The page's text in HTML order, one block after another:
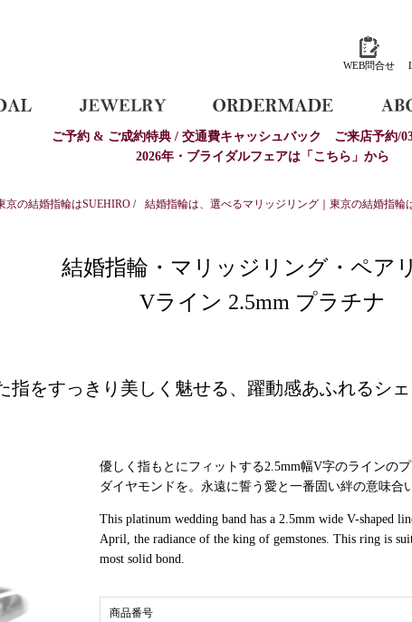
WEB問合せ
ご予約 & ご成約特典 / 交通費キャッシュバック
ご来店予約/
2026年・ブライダルフェアは「こちら」から
京の結婚指輪はSUEHIRO / 結婚指輪は、選べるマリッジリング｜東京の結婚指輪
結婚指輪・マリッジリング・ペア
Vライン 2.5mm プラチナ
指をすっきり美しく魅せる、躍動感あふれるシェ
優しく指もとにフィットする2.5mm幅V字のラインの
ダイヤモンドを。永遠に誓う愛と一番固い絆の意味合
This platinum wedding band has a 2.5mm wide V-shaped
April, the radiance of the king of gemstones. This ring is
most solid bond.
商品番号